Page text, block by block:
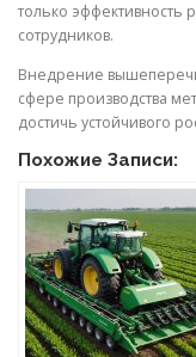
только эффективность
сотрудников.
Внедрение
сфере производства
достичь устойчивого
Похожие Записи: